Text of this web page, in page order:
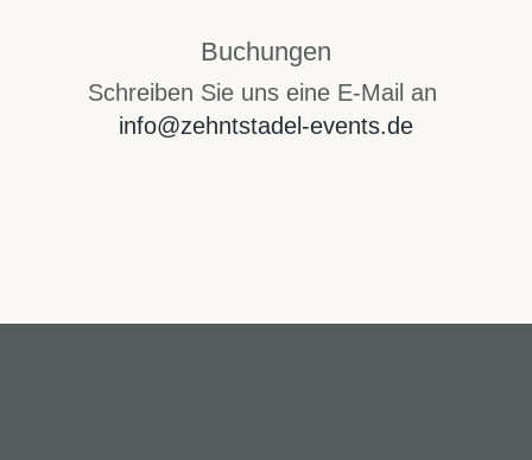
Buchungen
Schreiben Sie uns eine E-Mail an
info@zehntstadel-events.de